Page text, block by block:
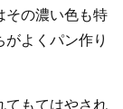
その濃い色も特
よくパン作り
てもてはやされ